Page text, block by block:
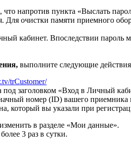
напротив пункта «Выслать
Для очистки памяти приемного
кабинет. Впоследствии
выполните следующие
trCustomer/
заголовком «Вход в Личный
номер (ID) вашего
который вы указали при
в разделе «Мои данные».
3 раз в сутки.